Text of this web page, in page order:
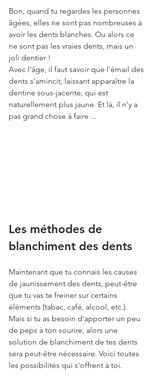
Bon, quand tu regardes les personnes
âgées, elles ne sont pas nombreuses à
avoir les dents blanches. Ou alors ce
ne sont pas les vraies dents, mais un
joli dentier !
Avec l’âge, il faut savoir que l’émail des
dents s’amincit, laissant apparaître la
dentine sous-jacente, qui est
naturellement plus jaune. Et là, il n'y a
pas grand chose à faire ...
Les méthodes de
blanchiment des dents
Maintenant que tu connais les causes
de jaunissement des dents, peut-être
que tu vas te freiner sur certains
éléments (tabac, café, alcool, etc.).
Mais si tu as besoin d'apporter un peu
de peps à ton sourire, alors une
solution de blanchiment de tes dents
sera peut-être nécessaire. Voici toutes
les possibilités qui s'offrent à toi.